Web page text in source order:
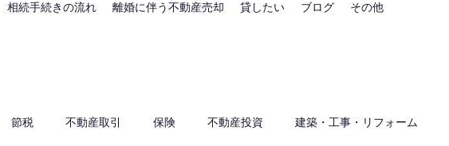
相続手続きの流れ 離婚に伴う不動産売却 貸したい ブログ その他
節税 不動産取引 保険 不動産投資 建築・工事・リフォーム